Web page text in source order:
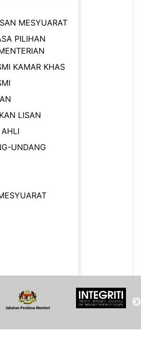
MESYUARAT
PILIHAN
KAMAR KHAS
LISAN
UNDANG